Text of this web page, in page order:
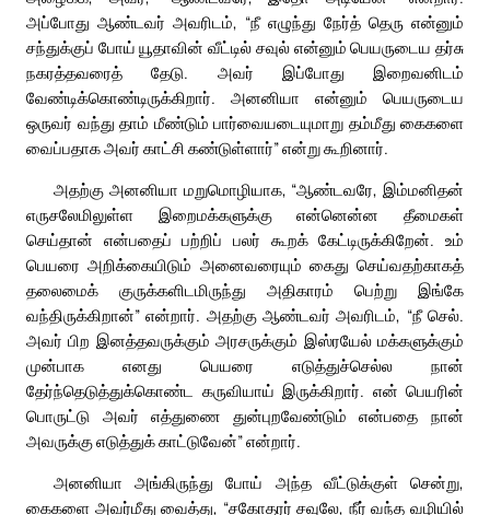
அப்போது ஆண்டவர் அவரிடம், “நீ எழுந்து நேர்த் தெரு என்னும்
சந்துக்குப் போய் யூதாவின் வீட்டில் சவுல் என்னும் பெயருடைய தர்சு
நகரத்தவரைத் தேடு. அவர் இப்போது இறைவனிடம்
வேண்டிக்கொண்டிருக்கிறார். அனனியா என்னும் பெயருடைய
ஒருவர் வந்து தாம் மீண்டும் பார்வையடையுமாறு தம்மீது கைகளை
வைப்பதாக அவர் காட்சி கண்டுள்ளார்” என்று கூறினார்.
அதற்கு அனனியா மறுமொழியாக, “ஆண்டவரே, இம்மனிதன்
எருசலேமிலுள்ள இறைமக்களுக்கு என்னென்ன தீமைகள்
செய்தான் என்பதைப் பற்றிப் பலர் கூறக் கேட்டிருக்கிறேன். உம்
பெயரை அறிக்கையிடும் அனைவரையும் கைது செய்வதற்காகத்
தலைமைக் குருக்களிடமிருந்து அதிகாரம் பெற்று இங்கே
வந்திருக்கிறான்” என்றார். அதற்கு ஆண்டவர் அவரிடம், “நீ செல்.
அவர் பிற இனத்தவருக்கும் அரசருக்கும் இஸ்ரயேல் மக்களுக்கும்
முன்பாக எனது பெயரை எடுத்துச்செல்ல நான்
தேர்ந்தெடுத்துக்கொண்ட கருவியாய் இருக்கிறார். என் பெயரின்
பொருட்டு அவர் எத்துணை துன்புறவேண்டும் என்பதை நான்
அவருக்கு எடுத்துக் காட்டுவேன்” என்றார்.
அனனியா அங்கிருந்து போய் அந்த வீட்டுக்குள் சென்று,
கைகளை அவர்மீது வைத்து, “சகோதரர் சவுலே, நீர் வந்த வழியில்